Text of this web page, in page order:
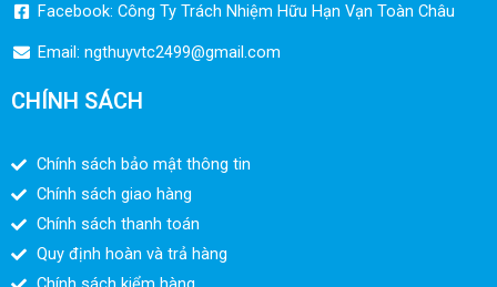
Facebook: Công Ty Trách Nhiệm Hữu Hạn Vạn Toàn Châu
Email: ngthuyvtc2499@gmail.com
CHÍNH SÁCH
Chính sách bảo mật thông tin
Chính sách giao hàng
Chính sách thanh toán
Quy định hoàn và trả hàng